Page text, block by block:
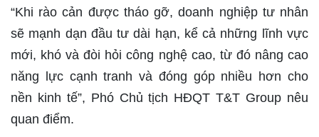
“Khi rào cản được tháo gỡ, doanh nghiệp tư nhân
sẽ mạnh dạn đầu tư dài hạn, kể cả những lĩnh vực
mới, khó và đòi hỏi công nghệ cao, từ đó nâng cao
năng lực cạnh tranh và đóng góp nhiều hơn cho
nền kinh tế”, Phó Chủ tịch HĐQT T&T Group nêu
quan điểm.